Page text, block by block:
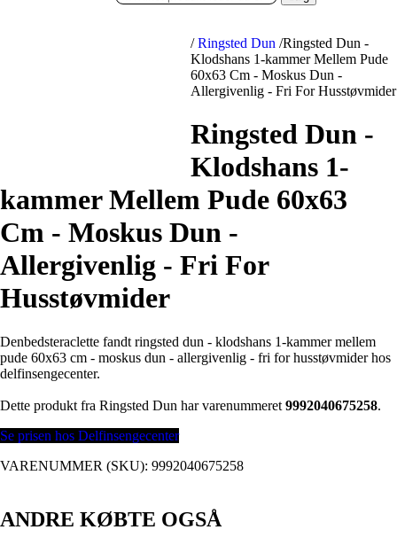
/ Ringsted Dun /Ringsted Dun -
Klodshans 1-kammer Mellem Pude
60x63 Cm - Moskus Dun -
Allergivenlig - Fri For Husstøvmider
Ringsted Dun -
Klodshans 1-
kammer Mellem Pude 60x63
Cm - Moskus Dun -
Allergivenlig - Fri For
Husstøvmider
Denbedsteraclette fandt ringsted dun - klodshans 1-kammer mellem
pude 60x63 cm - moskus dun - allergivenlig - fri for husstøvmider hos
delfinsengecenter.
Dette produkt fra Ringsted Dun har varenummeret 9992040675258.
Se prisen hos Delfinsengecenter
VARENUMMER (SKU): 9992040675258
ANDRE KØBTE OGSÅ